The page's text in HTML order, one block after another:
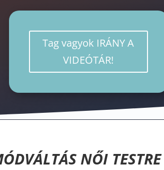
Tag vagyok IRÁNY A
VIDEÓTÁR!
NŐI